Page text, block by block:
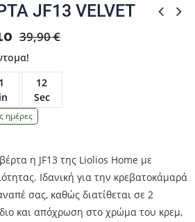
JF13 VELVET
39,90 €
12
Sec
ημέρες
η JF13 της Liolios Home με
Ιδανική για την κρεβατοκάμαρά
σας, καθώς διατίθεται σε 2
και απόχρωση στο χρώμα του κρεμ,